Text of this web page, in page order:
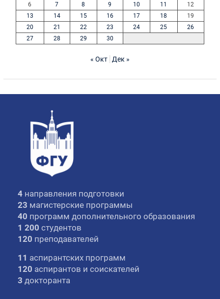
6
7 8 9 10 11
12
13
14 15 16 17 18
19
20
21 22 23 24 25
26
27
28 29 30
« Окт Дек »
4 направления подготовки
23 магистерские программы
40 программ дополнительного образования
1 200 студентов
120 преподавателей
11 аспирантских программ
120 аспирантов и соискателей
3 докторанта